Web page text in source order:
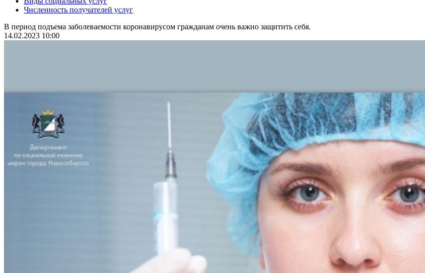
Численность получателей услуг
В период подъема заболеваемости коронавирусом гражданам очень важно защитить себя.
14.02.2023 10:00